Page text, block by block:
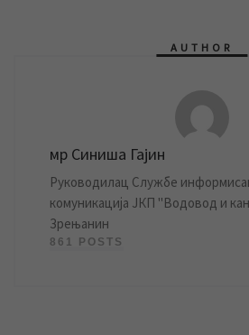
AUTHOR
мр Синиша Гајин
Руководилац Службе
комуникација ЈКП "Водовод и
Зрењанин
861 POSTS